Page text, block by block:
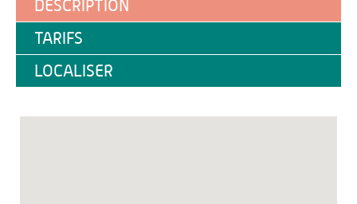
DESCRIPTION
TARIFS
LOCALISER